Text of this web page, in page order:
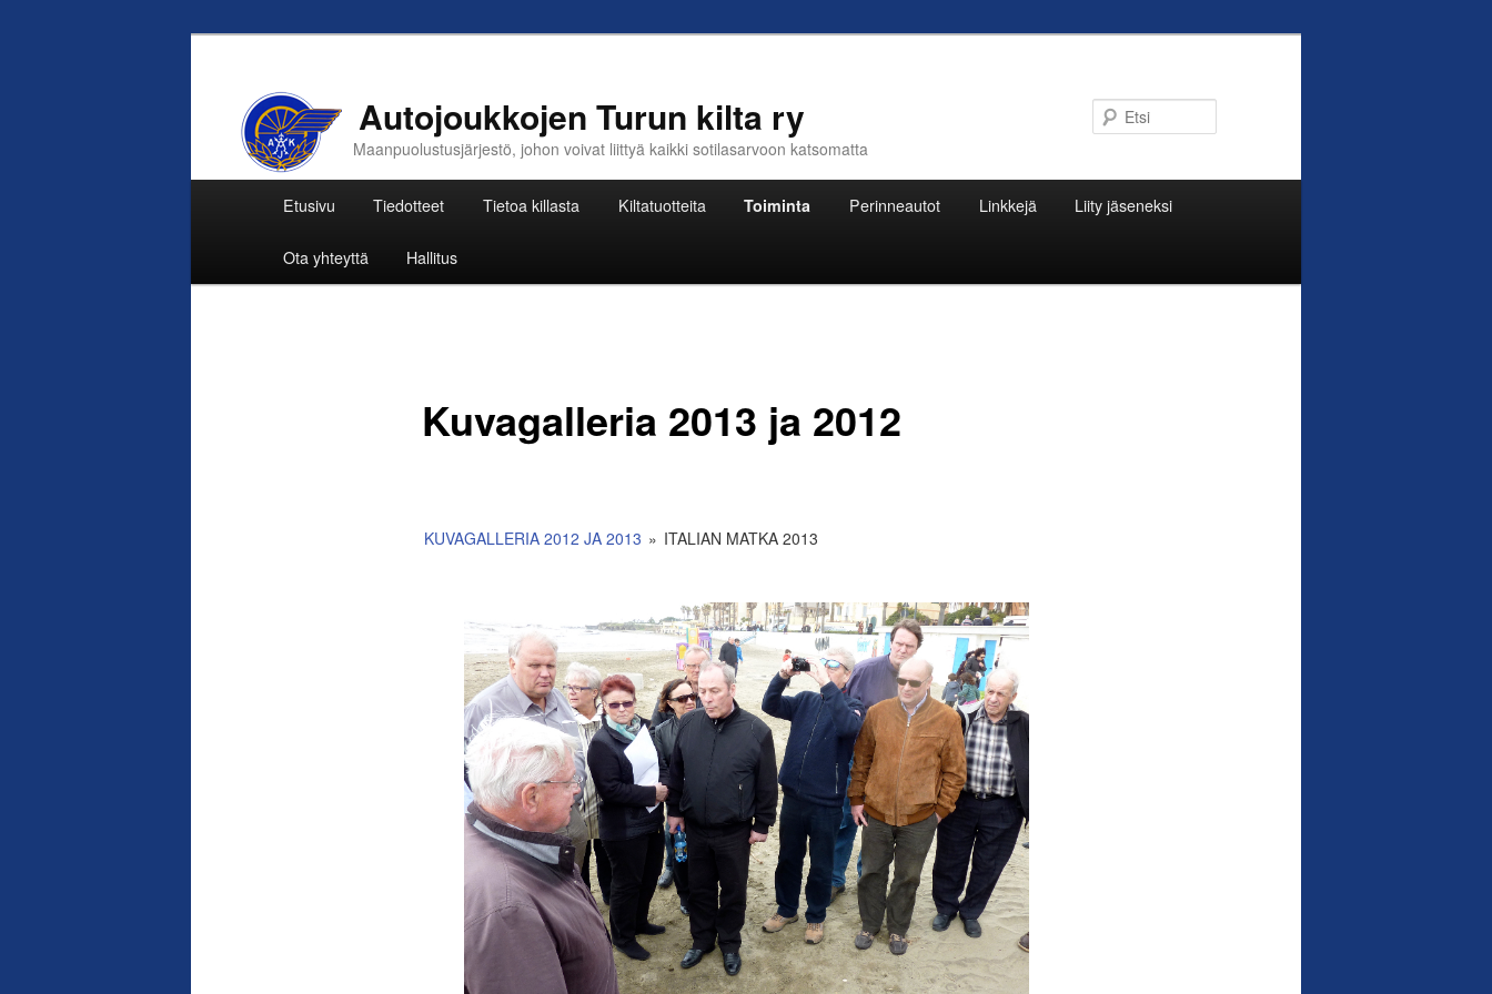
Autojoukkojen Turun kilta ry
Maanpuolustusjärjestö, johon voivat liittyä kaikki sotilasarvoon katsomatta
Siirry
sisältöön
Etusivu Tiedotteet Tietoa killasta Kiltatuotteita Toiminta Perinneautot Linkkejä Liity jäseneksi
Ota yhteyttä Hallitus
Kuvagalleria 2013 ja 2012
KUVAGALLERIA 2012 JA 2013 » ITALIAN MATKA 2013